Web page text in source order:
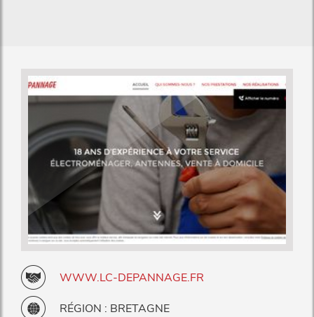
WWW.LC-DEPANNAGE.FR
RÉGION : BRETAGNE